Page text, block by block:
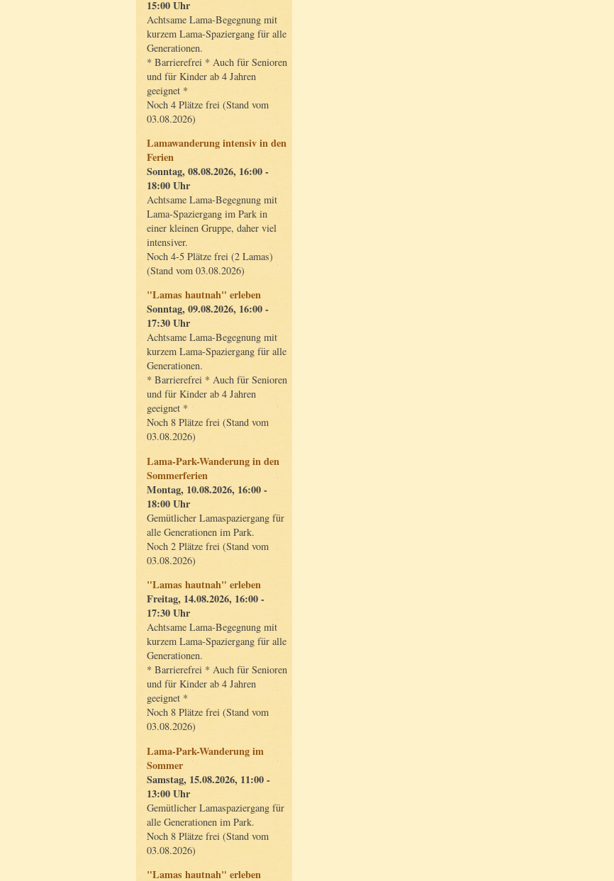
15:00 Uhr
Achtsame Lama-Begegnung mit
kurzem Lama-Spaziergang für alle
Generationen.
* Barrierefrei * Auch für Senioren
und für Kinder ab 4 Jahren
geeignet *
Noch 4 Plätze frei (Stand vom
03.08.2026)
Lamawanderung intensiv in den
Ferien
Sonntag, 08.08.2026, 16:00 -
18:00 Uhr
Achtsame Lama-Begegnung mit
Lama-Spaziergang im Park in
einer kleinen Gruppe, daher viel
intensiver.
Noch 4-5 Plätze frei (2 Lamas)
(Stand vom 03.08.2026)
"Lamas hautnah" erleben
Sonntag, 09.08.2026, 16:00 -
17:30 Uhr
Achtsame Lama-Begegnung mit
kurzem Lama-Spaziergang für alle
Generationen.
* Barrierefrei * Auch für Senioren
und für Kinder ab 4 Jahren
geeignet *
Noch 8 Plätze frei (Stand vom
03.08.2026)
Lama-Park-Wanderung in den
Sommerferien
Montag, 10.08.2026, 16:00 -
18:00 Uhr
Gemütlicher Lamaspaziergang für
alle Generationen im Park.
Noch 2 Plätze frei (Stand vom
03.08.2026)
"Lamas hautnah" erleben
Freitag, 14.08.2026, 16:00 -
17:30 Uhr
Achtsame Lama-Begegnung mit
kurzem Lama-Spaziergang für alle
Generationen.
* Barrierefrei * Auch für Senioren
und für Kinder ab 4 Jahren
geeignet *
Noch 8 Plätze frei (Stand vom
03.08.2026)
Lama-Park-Wanderung im
Sommer
Samstag, 15.08.2026, 11:00 -
13:00 Uhr
Gemütlicher Lamaspaziergang für
alle Generationen im Park.
Noch 8 Plätze frei (Stand vom
03.08.2026)
"Lamas hautnah" erleben